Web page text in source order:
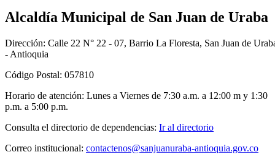
Alcaldía Municipal de San Juan de Uraba
Dirección: Calle 22 N° 22 - 07, Barrio La Floresta, San Juan de
- Antioquia
Código Postal: 057810
Horario de atención: Lunes a Viernes de 7:30 a.m. a 12:00 m y 1:30
p.m. a 5:00 p.m.
Consulta el directorio de dependencias: Ir al directorio
Correo institucional: contactenos@sanjuanuraba-antioquia.gov.co